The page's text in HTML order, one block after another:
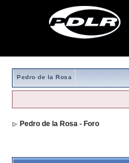
Pedro de la Rosa
Pedro de la Rosa - Foro